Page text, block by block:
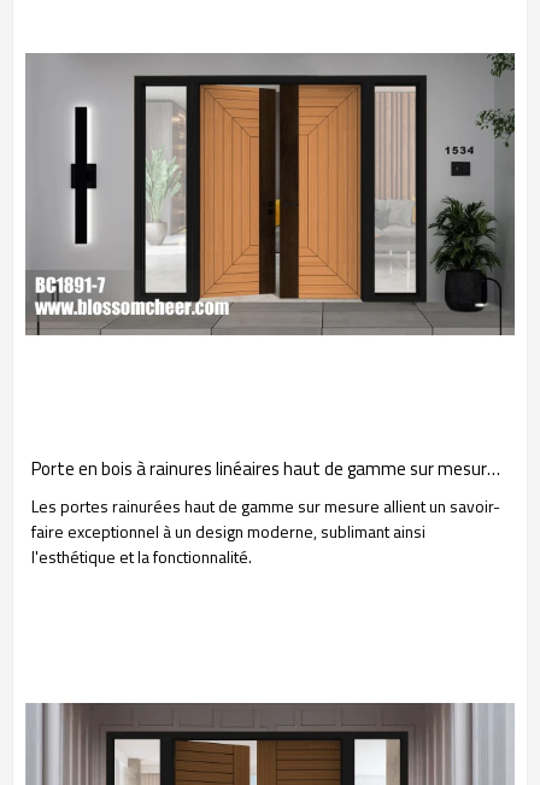
Porte en bois à rainures linéaires haut de gamme sur mesure pour projet d'appartement au Moyen-Orient
Les portes rainurées haut de gamme sur mesure allient un savoir-
faire exceptionnel à un design moderne, sublimant ainsi
l'esthétique et la fonctionnalité.